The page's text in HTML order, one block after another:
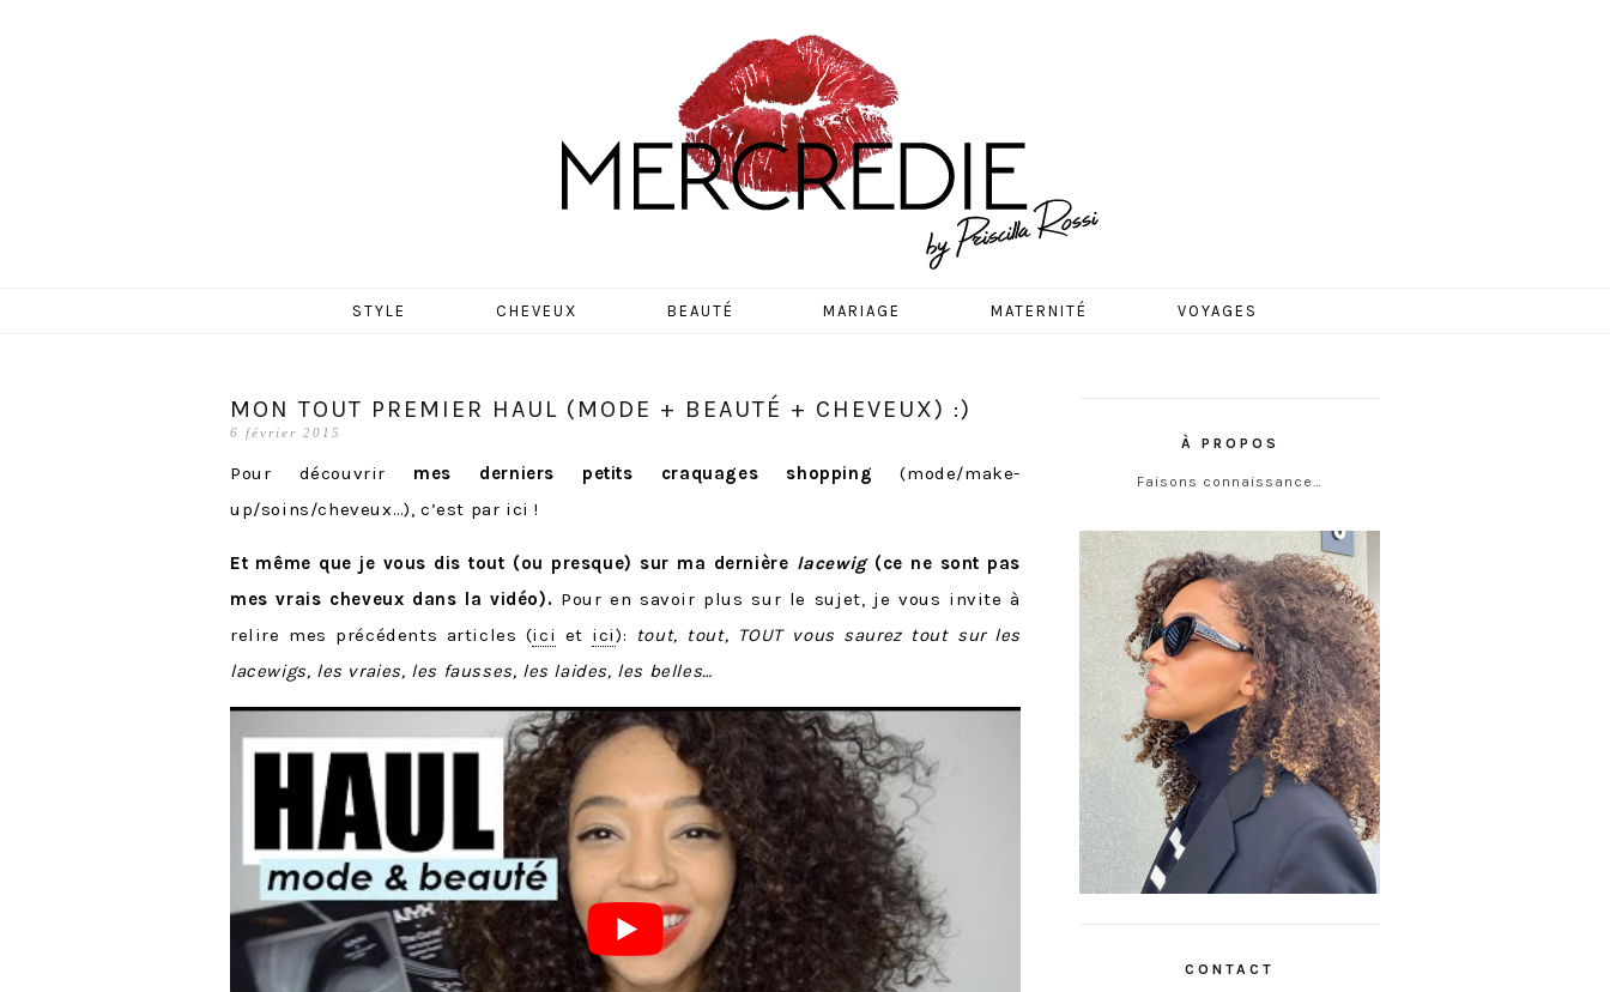
MERCREDIE
STYLE CHEVEUX BEAUTÉ MARIAGE MATERNITÉ VOYAGES
MON TOUT PREMIER HAUL (MODE + BEAUTÉ + CHEVEUX) :)
6 février 2015
Pour découvrir mes derniers petits craquages shopping (mode/make-
up/soins/cheveux…), c’est par ici !
Et même que je vous dis tout (ou presque) sur ma dernière lacewig(ce ne sont pas
mes vrais cheveux dans la vidéo). Pour en savoir plus sur le sujet, je vous invite à
relire mes précédents articles (ici et ici): tout, tout, TOUT vous saurez tout sur les
lacewigs, les vraies, les fausses, les laides, les belles…
À PROPOS
Faisons connaissance…
CONTACT